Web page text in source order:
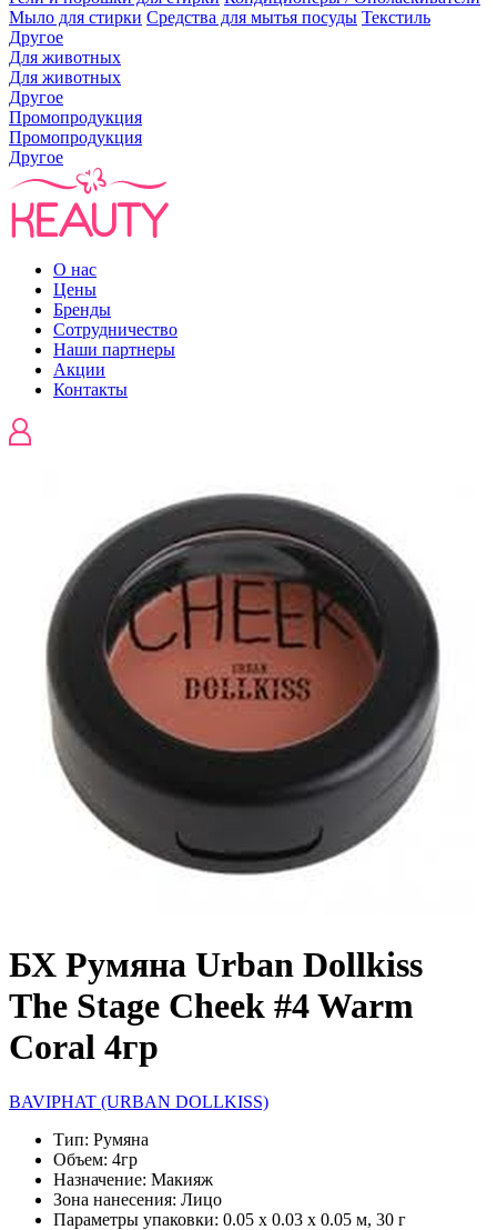
Мыло для стирки Средства для мытья посуды Текстиль
Другое
Для животных
Для животных
Другое
Промопродукция
Промопродукция
Другое
О нас
Цены
Бренды
Сотрудничество
Наши партнеры
Акции
Контакты
БХ Румяна Urban Dollkiss
The Stage Cheek #4 Warm
Coral 4гр
BAVIPHAT (URBAN DOLLKISS)
Тип: Румяна
Объем: 4гр
Назначение: Макияж
Зона нанесения: Лицо
Параметры упаковки: 0.05 x 0.03 x 0.05 м, 30 г